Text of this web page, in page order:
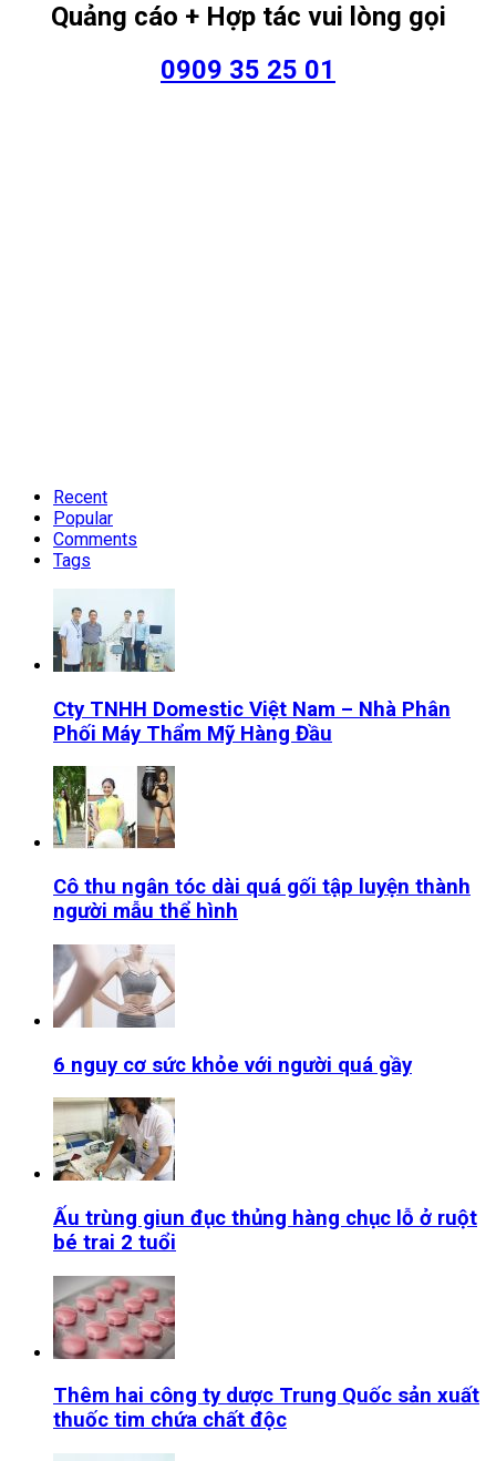
Quảng cáo + Hợp tác vui lòng gọi
0909 35 25 01
Recent
Popular
Comments
Tags
Cty TNHH Domestic Việt Nam – Nhà Phân
Phối Máy Thẩm Mỹ Hàng Đầu
Cô thu ngân tóc dài quá gối tập luyện thành
người mẫu thể hình
6 nguy cơ sức khỏe với người quá gầy
Ấu trùng giun đục thủng hàng chục lỗ ở ruột
bé trai 2 tuổi
Thêm hai công ty dược Trung Quốc sản xuất
thuốc tim chứa chất độc